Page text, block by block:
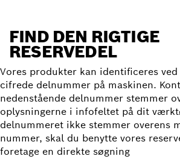
FIND DEN RIGTIGE
RESERVEDEL
Vores produkter kan identificeres
cifrede delnummer på maskinen.
nedenstående delnummer stemmer
oplysningerne i infofeltet på dit
delnummeret ikke stemmer overens
nummer, skal du benytte vores
foretage en direkte søgning